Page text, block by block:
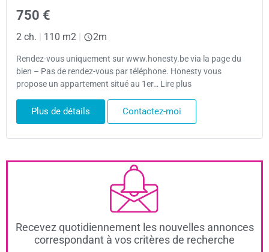
750 €
2 ch. | 110 m2 | 2m
Rendez-vous uniquement sur www.honesty.be via la page du
bien – Pas de rendez-vous par téléphone. Honesty vous
propose un appartement situé au 1er… Lire plus
Plus de détails Contactez-moi
Recevez quotidiennement les nouvelles annonces
correspondant à vos critères de recherche